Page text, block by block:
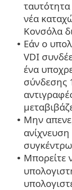
νέα
Κονσόλα
• Εάν ο
VDI
ένα
σύνδεσης
• Μην
ανίχνευση
• Μπορείτε